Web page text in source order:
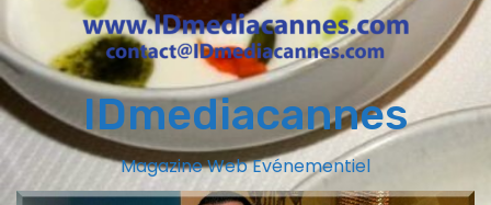
IDmediacannes
Magazine Web Evénementiel